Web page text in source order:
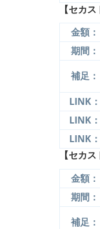
【セカ
金額：
期間：
補足：
LINK：
LINK：
LINK：
【セカ
金額：
期間：
補足：